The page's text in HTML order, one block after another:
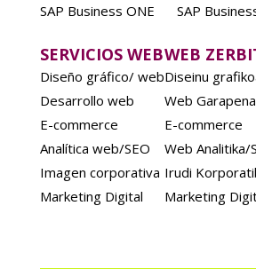
SAP Business ONE SAP
SERVICIOS WEB
Diseño gráfico/ web
Desarrollo web
E-commerce
Analítica web/SEO
Imagen corporativa
Marketing Digital
WEB
Diseinu
Web Garapena
E-commerce
Web Analitika/
Irudi
Marketing